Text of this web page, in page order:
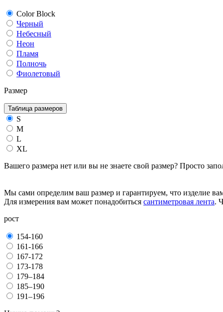
Color Block
Черный
Небесный
Неон
Пламя
Полночь
Фиолетовый
Размер
Таблица размеров
S
M
L
XL
Вашего размера нет или вы не знаете свой размер? Просто
Мы сами определим ваш размер и гарантируем, что изделие
Для измерения вам может понадобиться сантиметровая лента.
рост
154-160
161-166
167-172
173-178
179–184
185–190
191–196